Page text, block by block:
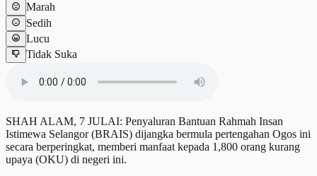
Marah
Sedih
Lucu
Tidak Suka
SHAH ALAM, 7 JULAI: Penyaluran Bantuan Rahmah Insan
Istimewa Selangor (BRAIS) dijangka bermula pertengahan Ogos ini
secara berperingkat, memberi manfaat kepada 1,800 orang kurang
upaya (OKU) di negeri ini.